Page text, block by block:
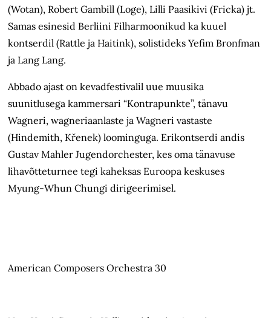
(Wotan), Robert Gambill (Loge), Lilli Paasikivi (Fricka) jt.
Samas esinesid Berliini Filharmoonikud ka kuuel
kontserdil (Rattle ja Haitink), solistideks Yefim Bronfman
ja Lang Lang.
Abbado ajast on kevadfestivalil uue muusika
suunitlusega kammersari “Kontrapunkte”, tänavu
Wagneri, wagneriaanlaste ja Wagneri vastaste
(Hindemith, Křenek) loominguga. Erikontserdi andis
Gustav Mahler Jugendorchester, kes oma tänavuse
lihavõtteturnee tegi kaheksas Euroopa keskuses
Myung-Whun Chungi dirigeerimisel.
American Composers Orchestra 30